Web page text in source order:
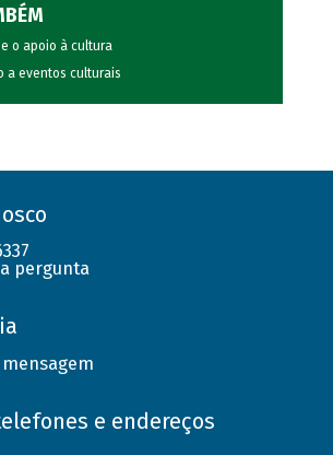
e o apoio à cultura
a eventos culturais
pergunta
mensagem
e endereços